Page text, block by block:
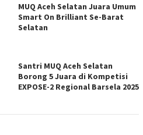
MUQ Aceh Selatan Juara Umum
Smart On Brilliant Se-Barat
Selatan
Santri MUQ Aceh Selatan
Borong 5 Juara di Kompetisi
EXPOSE-2 Regional Barsela 2025